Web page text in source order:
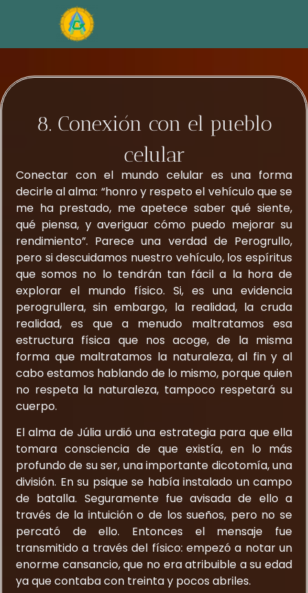
8. Conexión con el pueblo
celular
Conectar con el mundo celular es una forma
decirle al alma: “honro y respeto el vehículo que se
me ha prestado, me apetece saber qué siente,
qué piensa, y averiguar cómo puedo mejorar su
rendimiento”. Parece una verdad de Perogrullo,
pero si descuidamos nuestro vehículo, los espíritus
que somos no lo tendrán tan fácil a la hora de
explorar el mundo físico. Si, es una evidencia
perogrullera, sin embargo, la realidad, la cruda
realidad, es que a menudo maltratamos esa
estructura física que nos acoge, de la misma
forma que maltratamos la naturaleza, al fin y al
cabo estamos hablando de lo mismo, porque quien
no respeta la naturaleza, tampoco respetará su
cuerpo.
El alma de Júlia urdió una estrategia para que ella
tomara consciencia de que existía, en lo más
profundo de su ser, una importante dicotomía, una
división. En su psique se había instalado un campo
de batalla. Seguramente fue avisada de ello a
través de la intuición o de los sueños, pero no se
percató de ello. Entonces el mensaje fue
transmitido a través del físico: empezó a notar un
enorme cansancio, que no era atribuible a su edad
ya que contaba con treinta y pocos abriles.